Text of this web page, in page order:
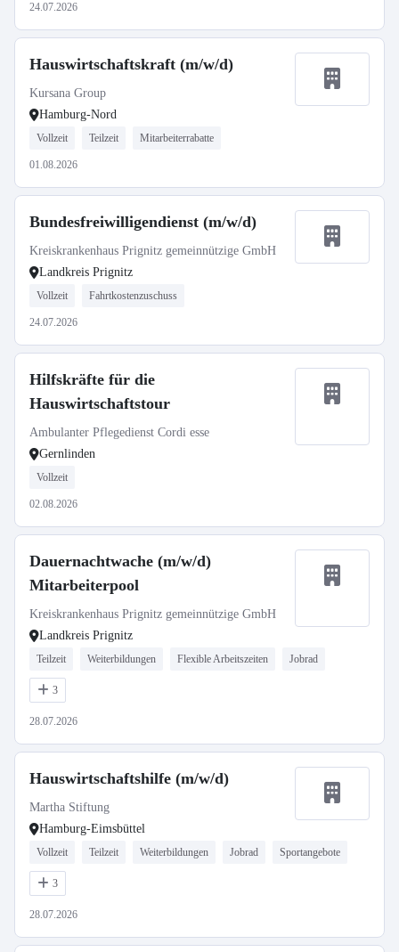
24.07.2026
Hauswirtschaftskraft (m/w/d)
Kursana Group
Hamburg-Nord
Vollzeit Teilzeit Mitarbeiterrabatte
01.08.2026
Bundesfreiwilligendienst (m/w/d)
Kreiskrankenhaus Prignitz gemeinnützige GmbH
Landkreis Prignitz
Vollzeit Fahrtkostenzuschuss
24.07.2026
Hilfskräfte für die
Hauswirtschaftstour
Ambulanter Pflegedienst Cordi esse
Gernlinden
Vollzeit
02.08.2026
Dauernachtwache (m/w/d)
Mitarbeiterpool
Kreiskrankenhaus Prignitz gemeinnützige GmbH
Landkreis Prignitz
Teilzeit Weiterbildungen Flexible Arbeitszeiten Jobrad
3
28.07.2026
Hauswirtschaftshilfe (m/w/d)
Martha Stiftung
Hamburg-Eimsbüttel
Vollzeit Teilzeit Weiterbildungen Jobrad Sportangebote
3
28.07.2026